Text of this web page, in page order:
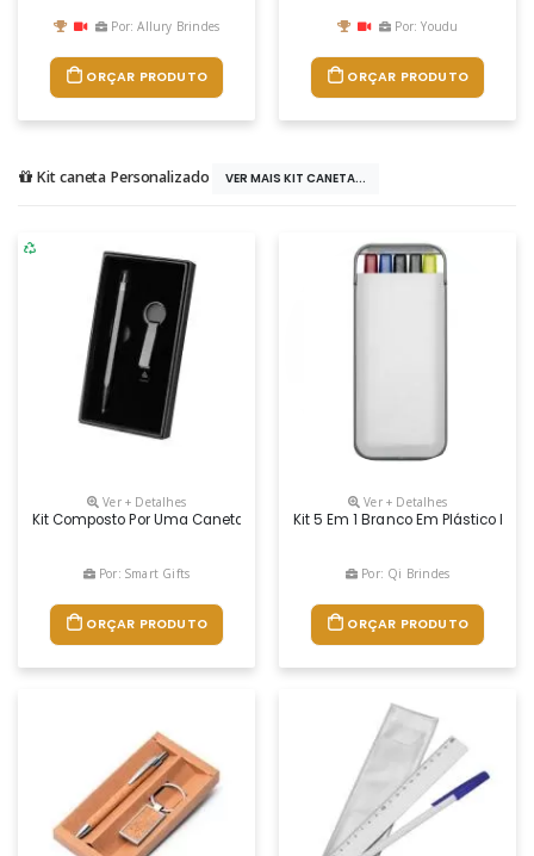
Por: Allury Brindes
ORÇAR PRODUTO
Por: Youdu
ORÇAR PRODUTO
Kit caneta Personalizado VER MAIS KIT CANETA...
Ver + Detalhes
Kit Composto Por Uma Caneta E Um Chaveiro Abridor, Ambos
Por: Smart Gifts
ORÇAR PRODUTO
Ver + Detalhes
Kit 5 Em 1 Branco Em Plástico
Por: Qi Brindes
ORÇAR PRODUTO